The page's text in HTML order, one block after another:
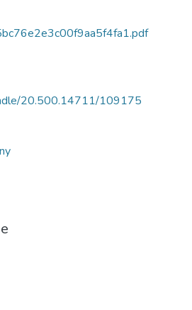
20.500.14711/109175